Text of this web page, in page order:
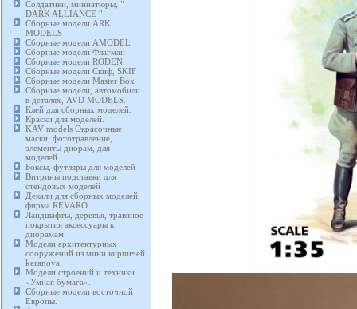
Солдатики, миниатюры, "
DARK ALLIANCE "
Сборные модели ARK
MODELS
Сборные модели AMODEL
Сборные модели Флагман
Сборные модели RODEN
Сборные модели Скиф, SKIF
Сборные модели Master Box
Сборные модели, автомобили
в деталях, AVD MODELS.
Клей для сборных моделей.
Краски для моделей.
KAV models Окрасочные
маски, фототравление,
элементы диорам, для
моделей.
Боксы, футляры для моделей
Витрины подставки для
стендовых моделей
Декали для сборных моделей,
фирма REVARO
Ландшафты, деревья, травяное
покрытия аксессуары к
диорамам.
Модели архитектурных
сооружений из мини кирпичей
keranova.
Модели строений и техники
«Умная бумага».
Сборные модели восточной
Европы.